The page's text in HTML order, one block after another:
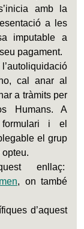
amb la
a les
imputable a
pagament.
cal anar al
a tràmits per
Humans. A
formulari i el
el grup
enllaç:
, on també
d’aquest